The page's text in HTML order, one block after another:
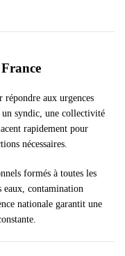
aux urgences
un syndic, une collectivité
rapidement pour
nécessaires.
formés à toutes les
eaux, contamination
nationale garantit une